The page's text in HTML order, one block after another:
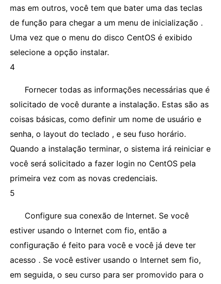
mas em outros, você tem que bater uma das teclas
de função para chegar a um menu de inicialização .
Uma vez que o menu do disco CentOS é exibido
selecione a opção instalar.
4
Fornecer todas as informações necessárias que é
solicitado de você durante a instalação. Estas são as
coisas básicas, como definir um nome de usuário e
senha, o layout do teclado , e seu fuso horário.
Quando a instalação terminar, o sistema irá reiniciar e
você será solicitado a fazer login no CentOS pela
primeira vez com as novas credenciais.
5
Configure sua conexão de Internet. Se você
estiver usando o Internet com fio, então a
configuração é feito para você e você já deve ter
acesso . Se você estiver usando o Internet sem fio,
em seguida, o seu curso para ser promovido para o